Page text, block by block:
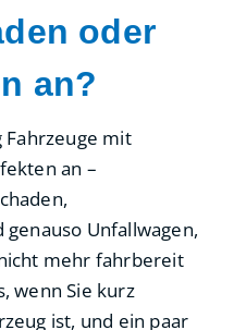
oder
an?
Fahrzeuge mit
an –
Unfallwagen,
mehr fahrbereit
wenn Sie kurz
ist, und ein paar